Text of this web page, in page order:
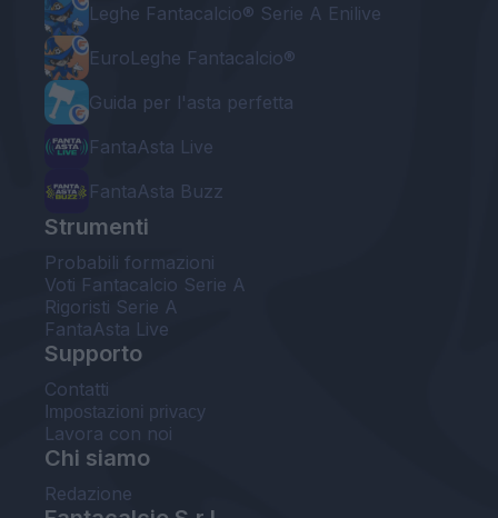
Leghe Fantacalcio® Serie A Enilive
EuroLeghe Fantacalcio®
Guida per l'asta perfetta
FantaAsta Live
FantaAsta Buzz
Strumenti
Probabili formazioni
Voti Fantacalcio Serie A
Rigoristi Serie A
FantaAsta Live
Supporto
Contatti
Impostazioni privacy
Lavora con noi
Chi siamo
Redazione